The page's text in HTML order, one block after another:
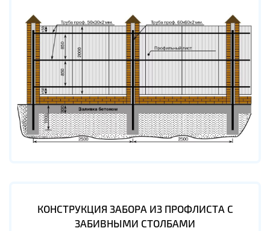
КОНСТРУКЦИЯ ЗАБОРА ИЗ ПРОФЛИСТА С
ЗАБИВНЫМИ СТОЛБАМИ